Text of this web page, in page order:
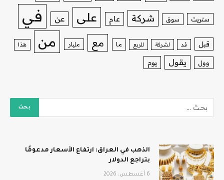
ستريت سوق شركة عام على عن في
قبل قد لشركة للربع ما مع مليار من هذا
وول يقول يوم
الذهب في العراق: ارتفاع الأسعار مدعومًا
بتراجع الدولار
6 أغسطس، 2026